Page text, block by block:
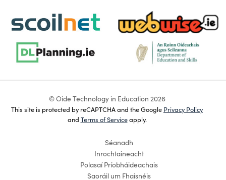
scoilnet-footer-logo3 webwise-logo-sticky
dlplanning-footer-logo-5 dept-education-footer-
© Oide Technology in Education 2026
This site is protected by reCAPTCHA and the Google Privacy Policy
and Terms of Serviceapply.
Séanadh
Inrochtaineacht
Polasaí Príobháideachais
Saoráil um Fhaisnéis